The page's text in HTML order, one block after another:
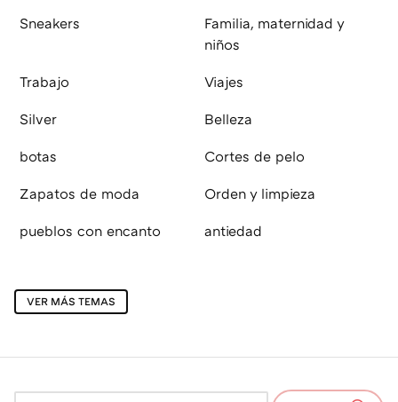
Sneakers
Familia, maternidad y
niños
Trabajo Viajes
Silver Belleza
botas Cortes de pelo
Zapatos de moda Orden y limpieza
pueblos con encanto antiedad
VER MÁS TEMAS